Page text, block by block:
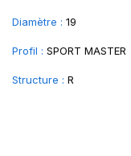
Diamètre : 19
Profil : SPORT MASTER
Structure : R